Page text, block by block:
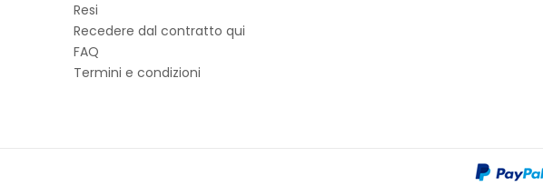
Resi
Recedere dal contratto qui
FAQ
Termini e condizioni